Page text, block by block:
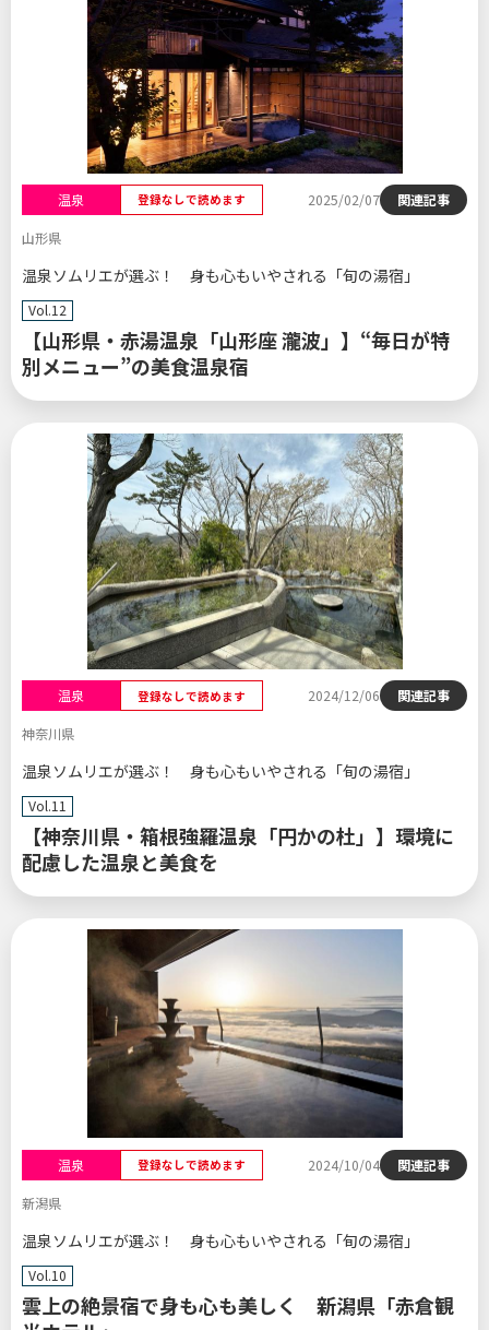
温泉 登録なしで読めます 2025/02/07
関連記事
山形県
温泉ソムリエが選ぶ！ 身も心もいやされる「旬の湯宿」
Vol.12
【山形県・赤湯温泉「山形座 瀧波」】“毎日が特
別メニュー”の美食温泉宿
温泉 登録なしで読めます 2024/12/06
関連記事
神奈川県
温泉ソムリエが選ぶ！ 身も心もいやされる「旬の湯宿」
Vol.11
【神奈川県・箱根強羅温泉「円かの杜」】環境に
配慮した温泉と美食を
温泉 登録なしで読めます 2024/10/04
関連記事
新潟県
温泉ソムリエが選ぶ！ 身も心もいやされる「旬の湯宿」
Vol.10
雲上の絶景宿で身も心も美しく 新潟県「赤倉観